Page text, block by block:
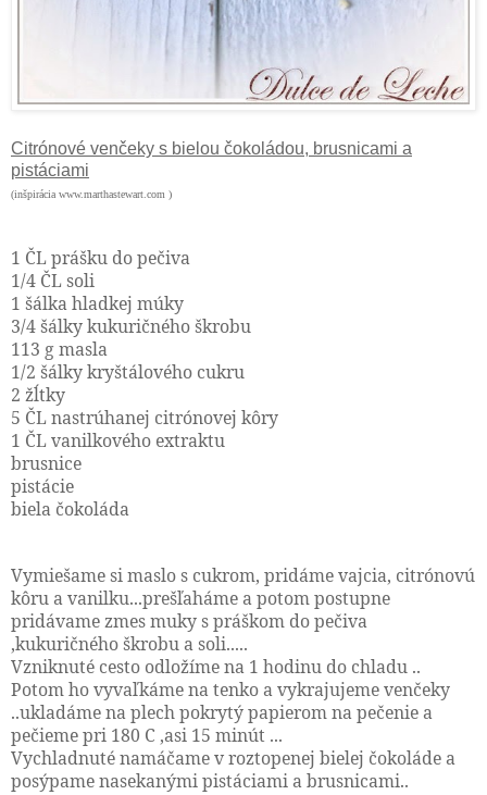
Citrónové venčeky s bielou čokoládou, brusnicami a
pistáciami
(inšpirácia www.marthastewart.com )
1 ČL prášku do pečiva
1/4 ČL soli
1 šálka hladkej múky
3/4 šálky kukuričného škrobu
113 g masla
1/2 šálky kryštálového cukru
2 žĺtky
5 ČL nastrúhanej citrónovej kôry
1 ČL vanilkového extraktu
brusnice
pistácie
biela čokoláda
Vymiešame si maslo s cukrom, pridáme vajcia, citrónovú
kôru a vanilku...prešľaháme a potom postupne
pridávame zmes muky s práškom do pečiva
,kukuričného škrobu a soli.....
Vzniknuté cesto odložíme na 1 hodinu do chladu ..
Potom ho vyvaľkáme na tenko a vykrajujeme venčeky
..ukladáme na plech pokrytý papierom na pečenie a
pečieme pri 180 C ,asi 15 minút ...
Vychladnuté namáčame v roztopenej bielej čokoláde a
posýpame nasekanými pistáciami a brusnicami..